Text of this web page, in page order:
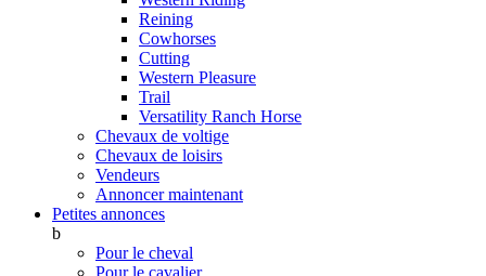
Reining
Cowhorses
Cutting
Western Pleasure
Trail
Versatility Ranch Horse
Chevaux de voltige
Chevaux de loisirs
Vendeurs
Annoncer maintenant
Petites annonces
b
Pour le cheval
Pour le cavalier